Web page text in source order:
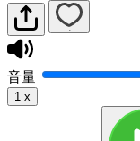
音量
1 x